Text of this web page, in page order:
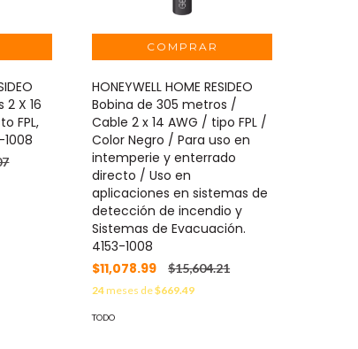
X 16
FPL,
HONEYWELL HOME RESIDEO
Bobina de 305 metros /
Cable 2 x 14 AWG / tipo FPL /
Color Negro / Para uso en
intemperie y enterrado
directo / Uso en
aplicaciones en sistemas de
detección de incendio y
Sistemas de Evacuación.
4153-1008
$11,078.99
$15,604.21
24meses de$669.49
TODO